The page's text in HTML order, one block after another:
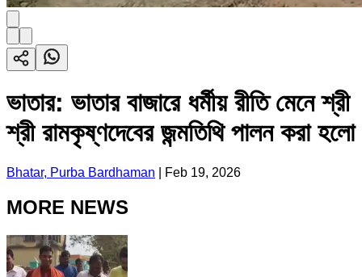
ভাতার: ভাতার বাজারে ধর্মীয় রীতি মেনে শ্রী
শ্রী রামকৃষ্ণদেবের জন্মতিথি পালন করা হলো
Bhatar, Purba Bardhaman Feb 19, 2026
MORE NEWS